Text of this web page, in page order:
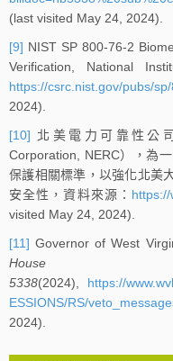
(last visited May 24, 2024).
[9] NIST SP 800-76-2
Verification, National
https://csrc.nist.gov/pubs/
2024).
[10] 北美電力可靠性公司
Corporation, NERC），為
保護相關標準，以強化北美
安全性，資料來源：
visited May 24, 2024).
[11] Governor of West
5338(2024), https://
ESSIONS/RS/
2024).